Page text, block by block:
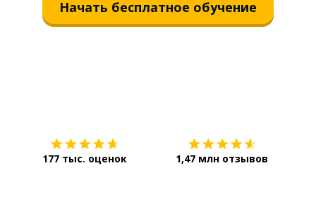
Начать бесплатное обучение
177 тыс. оценок 1,47 млн отзывов